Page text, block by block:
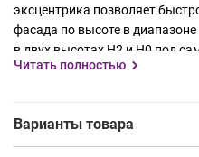
эксцентрика позволяет
фасада по высоте в
в двух высотах Н2 и Н0 под
больше свободы в выборе
AQ– долговечные решения
Читать полностью
Варианты товара